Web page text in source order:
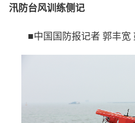
汛防台风训练侧记
■中国国防报记者 郭丰宽